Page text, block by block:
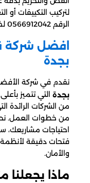
لتركيب التكييفات أو
الرقم 0566912042 لضمان جودة واحترافية الخدمة.
افضل شركة
بجدة
نقدم في شركة
بجدة التي تتميز
من الشركات
من خطوات العمل.
احتياجات مشاريعك،
فتحات دقيقة لأنظمة
والأمان.
ماذا يجعلنا